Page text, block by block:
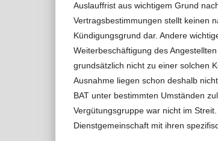
Auslauffrist aus wichtigem Grund
Vertragsbestimmungen stellt keinen
Kündigungsgrund dar. Andere
Weiterbeschäftigung des
grundsätzlich nicht zu einer solchen
Ausnahme liegen schon deshalb
BAT unter bestimmten Umständen
Vergütungsgruppe war nicht im
Dienstgemeinschaft mit ihren